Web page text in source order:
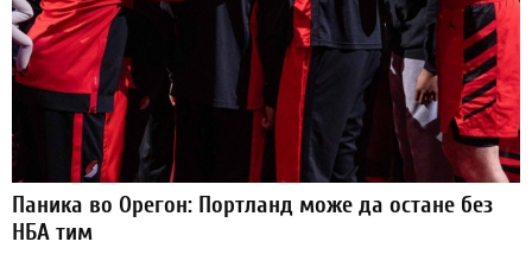
Паника во Орегон: Портланд може да остане без
НБА тим